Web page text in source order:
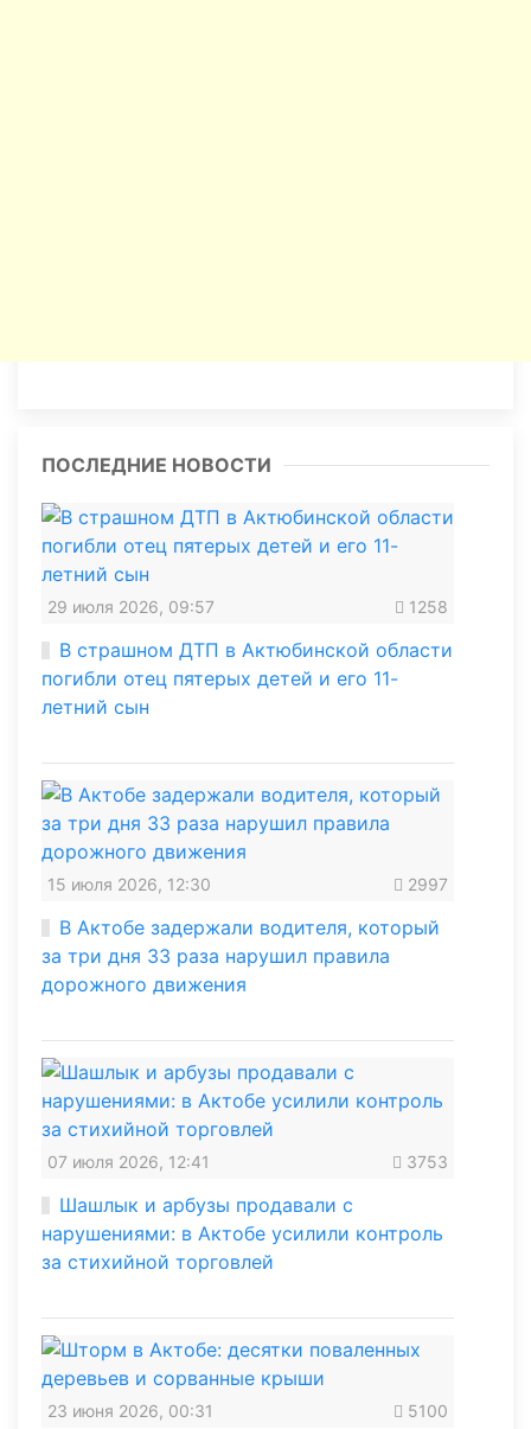
ПОСЛЕДНИЕ НОВОСТИ
29 июля 2026, 09:57 1258
В страшном ДТП в Актюбинской области
погибли отец пятерых детей и его 11-
летний сын
15 июля 2026, 12:30 2997
В Актобе задержали водителя, который
за три дня 33 раза нарушил правила
дорожного движения
07 июля 2026, 12:41 3753
Шашлык и арбузы продавали с
нарушениями: в Актобе усилили контроль
за стихийной торговлей
23 июня 2026, 00:31 5100